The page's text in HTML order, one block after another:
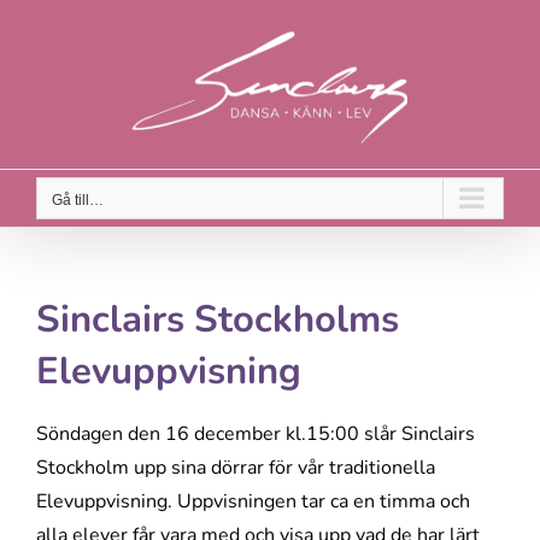
Gå till…
Sinclairs Stockholms
Elevuppvisning
Söndagen den 16 december kl.15:00 slår Sinclairs
Stockholm upp sina dörrar för vår traditionella
Elevuppvisning. Uppvisningen tar ca en timma och
alla elever får vara med och visa upp vad de har lärt